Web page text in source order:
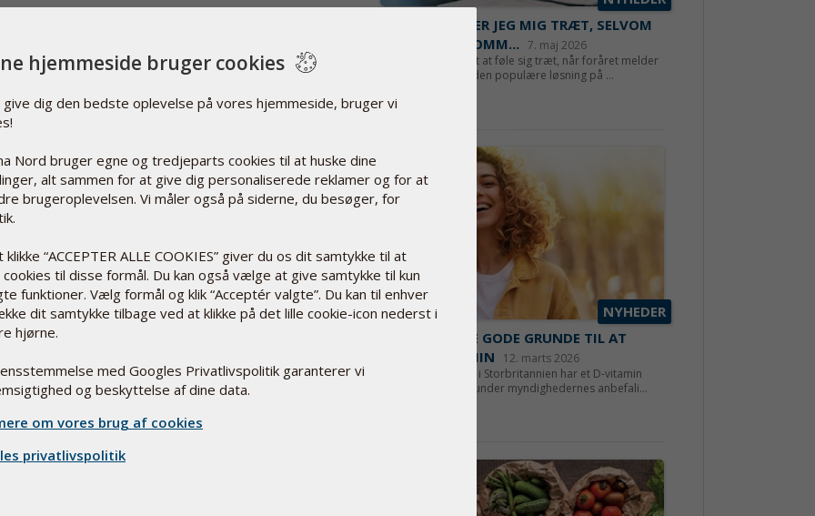
normal
protein og
ved hjælp af
i et molekyle, som støtter kroppens
altid svare sig at gå efter de produkter, som kan
aktivitet.
ChromoPrecise, hvor chrom er bundet til
blodsukkerniveau.
HVORFOR FØLER JEG MIG TRÆT, SELVOM
FORÅRET ER KOMM... 7. maj 2026
Det er helt naturligt at føle sig træt, når foråret melder
sin ankomst. Men den populære løsning på ...
Læs mere
NYHEDER
DER ER MANGE GODE GRUNDE TIL AT
TAGE D-VITAMIN
12. marts 2026
Hver sjette person i Storbritannien har et D-vitamin
niveau som ligger under myndighedernes anbefali...
hjemmeside bruger cookies
give dig den bedste oplevelse på vores hjemmeside, bruger vi
Nord bruger egne og tredjeparts cookies til at huske dine
alt sammen for at give dig personaliserede reklamer og for at
brugeroplevelsen. Vi måler også på siderne, du besøger, for
klikke “ACCEPTER ALLE COOKIES” giver du os dit samtykke til at
til disse formål. Du kan også vælge at give samtykke til kun
funktioner. Vælg formål og klik “Acceptér valgte”. Du kan til enhver
dit samtykke tilbage ved at klikke på det lille cookie-icon nederst i
hjørne.
med Googles Privatlivspolitik garanterer vi
og beskyttelse af dine data.
om vores brug af cookies
privatlivspolitik